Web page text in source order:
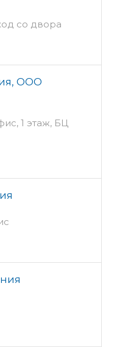
со двора
ООО
1 этаж, БЦ